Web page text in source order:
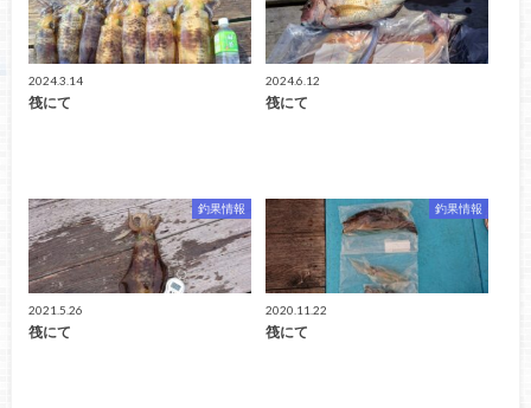
2024.3.14
筏にて
2024.6.12
筏にて
釣果情報
2021.5.26
筏にて
釣果情報
2020.11.22
筏にて